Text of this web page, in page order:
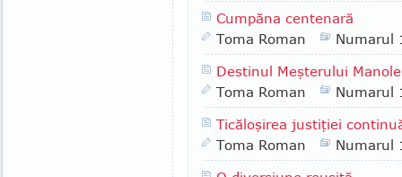
Cumpăna centenară
Toma Roman
Numarul
Destinul Meşterului Manole
Toma Roman
Numarul
Ticăloşirea justiţiei
Toma Roman
Numarul